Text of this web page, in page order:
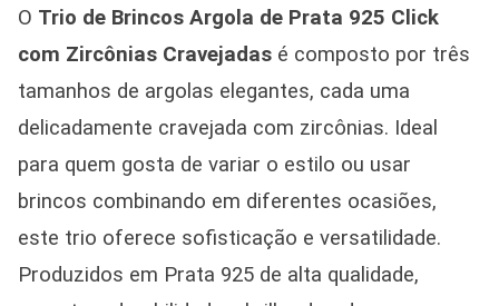
O Trio de Brincos Argola de Prata 925 Click
com Zircônias Cravejadas é composto por três
tamanhos de argolas elegantes, cada uma
delicadamente cravejada com zircônias. Ideal
para quem gosta de variar o estilo ou usar
brincos combinando em diferentes ocasiões,
este trio oferece sofisticação e versatilidade.
Produzidos em Prata 925 de alta qualidade,